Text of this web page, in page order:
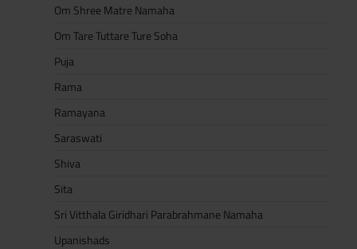
Om Shree Matre Namaha
Om Tare Tuttare Ture Soha
Puja
Rama
Ramayana
Saraswati
Shiva
Sita
Sri Vitthala Giridhari Parabrahmane Namaha
Upanishads